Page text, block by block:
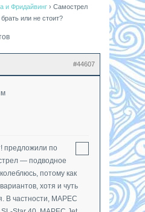
и Фридайвинг › Самострел
или не стоит?
#44607
предложили по
— подводное
потому как
хотя и чуть
В частности, МАРЕС